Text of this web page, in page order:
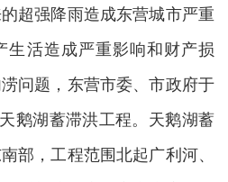
超强降雨造成东营城市严重
生活造成严重影响和财产损
问题，东营市委、市政府于
鹅湖蓄滞洪工程。天鹅湖蓄
部，工程范围北起广利河、